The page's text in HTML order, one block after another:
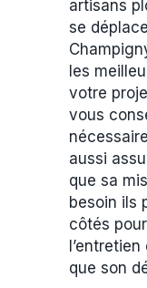
artisans
se
les
votre
vous
aussi
que sa
besoin ils
côtés
que son